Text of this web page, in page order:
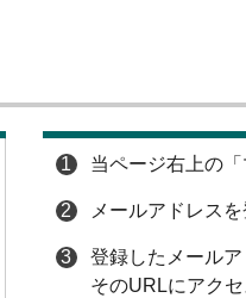
1 当ページ右上の
2 メールアドレス
3
登録したメール
そのURLにアク